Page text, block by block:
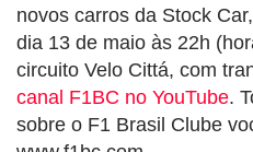
novos carros da Stock
dia 13 de maio às 22h
circuito Velo Cittá, com
canal F1BC no YouTube.
sobre o F1 Brasil Clube